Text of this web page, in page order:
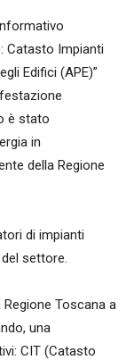
Catasto Impianti
Edifici (APE)”
è stato
in
della Regione
di impianti
settore.
Toscana a
una
CIT (Catasto